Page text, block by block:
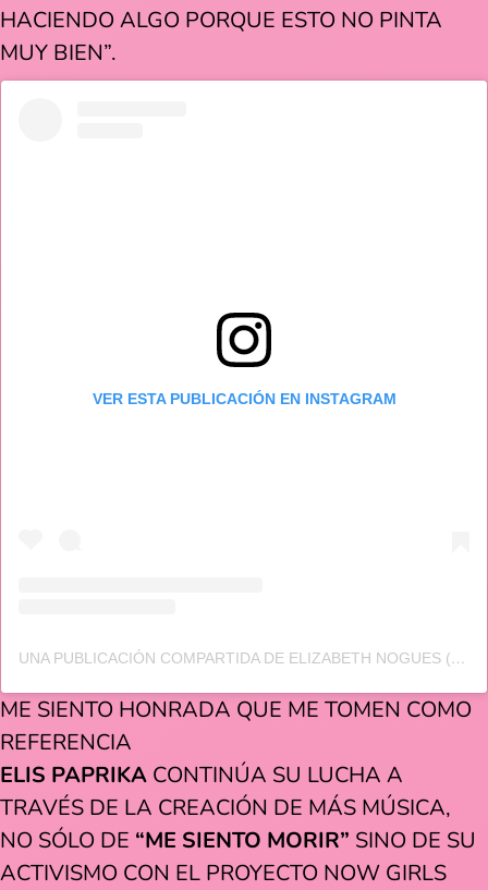
HACIENDO ALGO PORQUE ESTO NO PINTA
MUY BIEN”.
VER ESTA PUBLICACIÓN EN INSTAGRAM
UNA PUBLICACIÓN COMPARTIDA DE ELIZABETH NOGUES (@ELISPAPRIKA)
ME SIENTO HONRADA QUE ME TOMEN COMO
REFERENCIA
ELIS PAPRIKA CONTINÚA SU LUCHA A
TRAVÉS DE LA CREACIÓN DE MÁS MÚSICA,
NO SÓLO DE “ME SIENTO MORIR” SINO DE SU
ACTIVISMO CON EL PROYECTO NOW GIRLS